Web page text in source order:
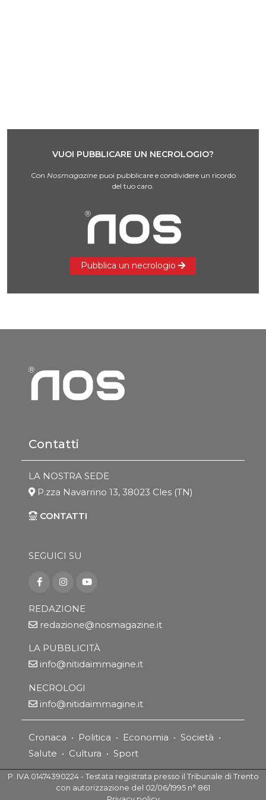
VUOI PUBBLICARE UN NECROLOGIO?
Con Nosmagazinepuoi pubblicare e condividere un ricordo
del tuo caro.
Pubblica un necrologio
Contatti
LA NOSTRA SEDE
P.zza Navarrino 13, 38023 Cles (TN)
CONTATTI
SEGUICI SU
REDAZIONE
redazione@nosmagazine.it
LA PUBBLICITÀ
info@nitidaimmagine.it
NECROLOGI
info@nitidaimmagine.it
Cronaca • Politica • Economia • Società •
Salute • Cultura • Sport
P. IVA 01474390224 - Testata registrata presso il Tribunale di Trento
con autorizzazione del 02/06/1995 n° 861